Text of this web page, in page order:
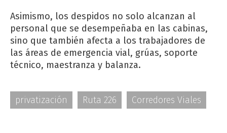
Asimismo, los despidos no solo alcanzan al
personal que se desempeñaba en las cabinas,
sino que también afecta a los trabajadores de
las áreas de emergencia vial, grúas, soporte
técnico, maestranza y balanza.
privatización Ruta 226 Corredores Viales